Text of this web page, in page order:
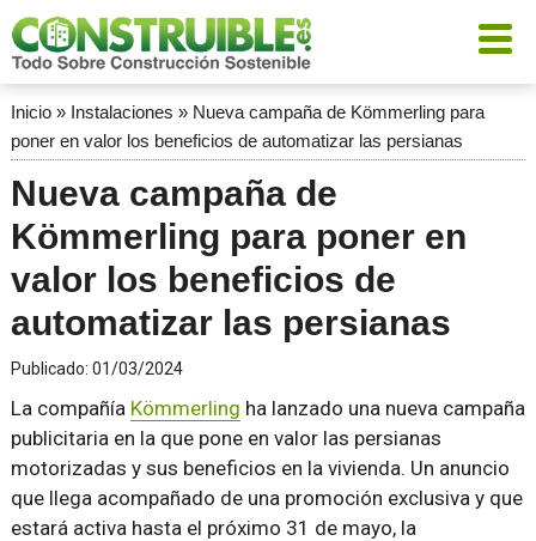
Inicio» Instalaciones » Nueva campaña de Kömmerling para
poner en valor los beneficios de automatizar las persianas
Nueva campaña de
Kömmerling para poner en
valor los beneficios de
automatizar las persianas
Publicado: 01/03/2024
La compañía Kömmerling ha lanzado una nueva campaña
publicitaria en la que pone en valor las persianas
motorizadas y sus beneficios en la vivienda. Un anuncio
que llega acompañado de una promoción exclusiva y que
estará activa hasta el próximo 31 de mayo, la